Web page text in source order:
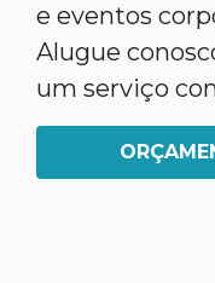
e eventos
Alugue
um serviço